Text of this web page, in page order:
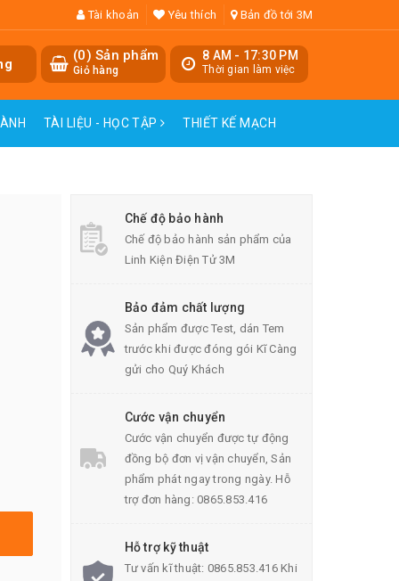
Tài khoản Yêu thích Bản đồ tới 3M
8 AM - 17:30 PM
Thời gian làm việc
(0) Sản phẩm
Giỏ hàng
TÀI LIỆU - HỌC TẬP THIẾT KẾ MẠCH
Chế độ bảo hành
Chế độ bảo hành sản phẩm của
Linh Kiện Điện Tử 3M
Bảo đảm chất lượng
Sản phẩm được Test, dán Tem
trước khi được đóng gói Kĩ Càng
gửi cho Quý Khách
Cước vận chuyển
Cước vận chuyển được tự động
đồng bộ đơn vị vận chuyển, Sản
phẩm phát ngay trong ngày. Hỗ
trợ đơn hàng: 0865.853.416
Hỗ trợ kỹ thuật
Tư vấn kĩ thuật: 0865.853.416 Khi